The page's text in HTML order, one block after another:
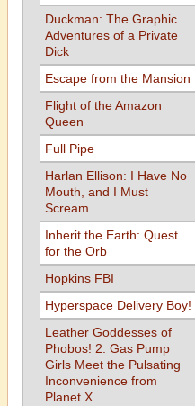
Duckman: The Graphic
Adventures of a Private
Dick
Escape from the Mansion
Flight of the Amazon
Queen
Full Pipe
Harlan Ellison: I Have No
Mouth, and I Must
Scream
Inherit the Earth: Quest
for the Orb
Hopkins FBI
Hyperspace Delivery Boy!
Leather Goddesses of
Phobos! 2: Gas Pump
Girls Meet the Pulsating
Inconvenience from
Planet X